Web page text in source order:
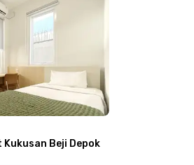
Kukusan Beji Depok